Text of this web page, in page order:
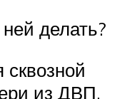
делать?
из ДВП,